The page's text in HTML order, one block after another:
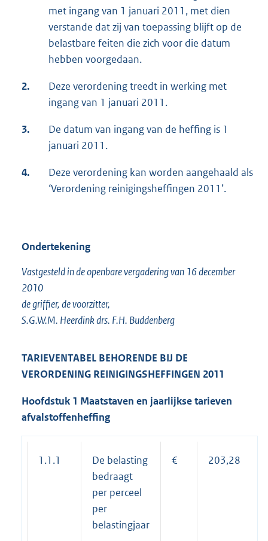
t
e
r
n
l
i
n
met ingang van 1 januari 2011, met dien
verstande dat zij van toepassing blijft op de
belastbare feiten die zich voor die datum
hebben voorgedaan.
2.
Deze verordening treedt in werking met
ingang van 1 januari 2011.
3.
De datum van ingang van de heffing is 1
januari 2011.
4.
Deze verordening kan worden aangehaald als
‘Verordening reinigingsheffingen 2011’.
Ondertekening
Vastgesteld in de openbare vergadering van 16 december
2010
de griffier, de voorzitter,
S.G.W.M. Heerdink drs. F.H. Buddenberg
TARIEVENTABEL BEHORENDE BIJ DE
VERORDENING REINIGINGSHEFFINGEN 2011
Hoofdstuk 1 Maatstaven en jaarlijkse tarieven
afvalstoffenheffing
1.1.1
De belasting
bedraagt
per perceel
per
belastingjaar
€ 203,28